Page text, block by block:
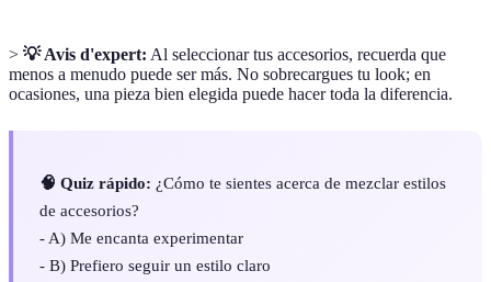
> 💡 Avis d'expert: Al seleccionar tus accesorios, recuerda que
menos a menudo puede ser más. No sobrecargues tu look; en
ocasiones, una pieza bien elegida puede hacer toda la diferencia.
🧠 Quiz rápido: ¿Cómo te sientes acerca de mezclar estilos
de accesorios?
- A) Me encanta experimentar
- B) Prefiero seguir un estilo claro